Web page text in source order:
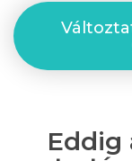
Eddig